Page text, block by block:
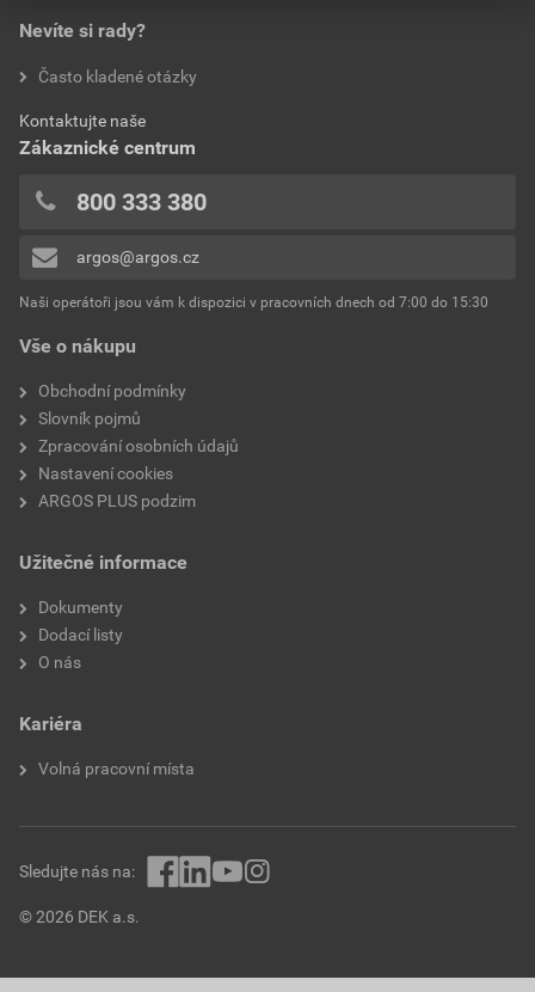
hodnotilo 0 uživatelů
Přidávat hodnocení může pouze přihlášený uživatel.
Vše o nákupu
Obchodní podmínky
Slovník pojmů
Zpracování osobních údajů
Nastavení cookies
ARGOS PLUS podzim
Užitečné informace
Dokumenty
Dodací listy
O nás
Kariéra
Volná pracovní místa
Nevíte si rady?
Často kladené otázky
Kontaktujte naše
Zákaznické centrum
800 333 380
argos@argos.cz
Naši operátoři jsou vám k dispozici v pracovních dnech od 7:00 do 15:30
© 2026 DEK a.s.
Sledujte nás na: